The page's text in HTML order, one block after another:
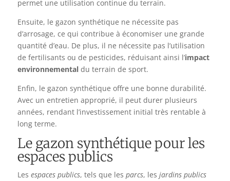
permet une utilisation continue du terrain.
Ensuite, le gazon synthétique ne nécessite pas
d’arrosage, ce qui contribue à économiser une grande
quantité d’eau. De plus, il ne nécessite pas l’utilisation
de fertilisants ou de pesticides, réduisant ainsi l’impact
environnementaldu terrain de sport.
Enfin, le gazon synthétique offre une bonne durabilité.
Avec un entretien approprié, il peut durer plusieurs
années, rendant l’investissement initial très rentable à
long terme.
Le gazon synthétique pour les
espaces publics
Les espaces publics, tels que les parcs, les jardins publics